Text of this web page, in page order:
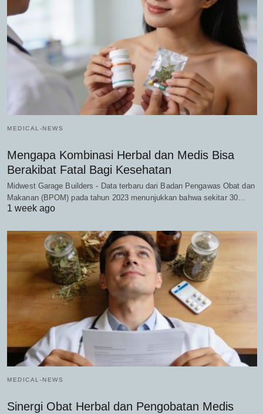
MEDICAL-NEWS
Mengapa Kombinasi Herbal dan Medis Bisa
Berakibat Fatal Bagi Kesehatan
Midwest Garage Builders - Data terbaru dari Badan Pengawas Obat dan
Makanan (BPOM) pada tahun 2023 menunjukkan bahwa sekitar 30…
1 week ago
MEDICAL-NEWS
Sinergi Obat Herbal dan Pengobatan Medis